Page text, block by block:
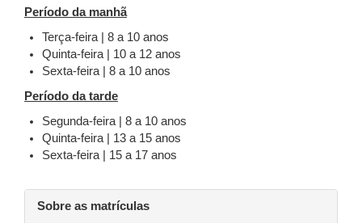
Período da manhã
Terça-feira | 8 a 10 anos
Quinta-feira | 10 a 12 anos
Sexta-feira | 8 a 10 anos
Período da tarde
Segunda-feira | 8 a 10 anos
Quinta-feira | 13 a 15 anos
Sexta-feira | 15 a 17 anos
Sobre as matrículas